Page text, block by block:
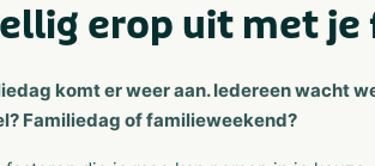
erop uit met
komt er weer aan. Iedereen wacht
Familiedag of familieweekend?